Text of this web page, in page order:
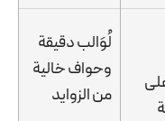
لُوَالب دقيقة
وحواف خالية
من الزوايد